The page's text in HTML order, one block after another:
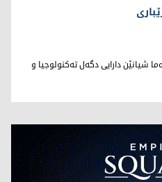
شیانێن دارایى دگەل تەکنولوجیا و